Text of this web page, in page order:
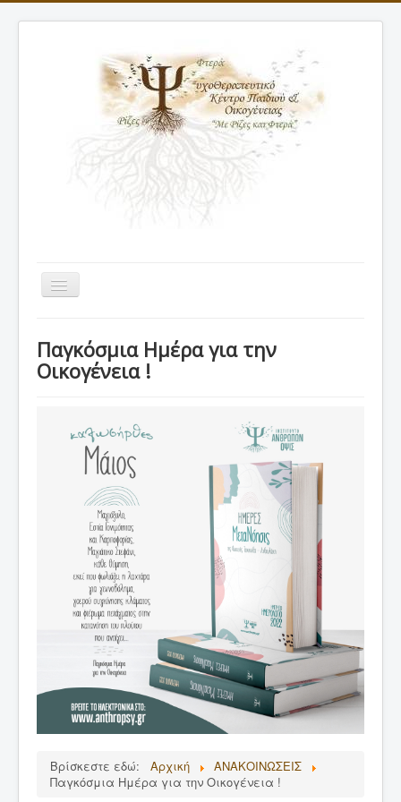
Εναλλαγή
πλοήγησης
ΠΡΟΦΙΛ
ΔΙΑΛΕΞΕΙΣ
ΕΚΔΟΣΕΙΣ
ΑΝΑΚΟΙΝΩΣΕΙΣ
ΕΠΙΚΟΙΝΩΝΙΑ
Συνεργαζόμενα Βιβλιοπωλεία
Παγκόσμια Ημέρα για την
Οικογένεια !
Βρίσκεστε εδώ: Αρχική
ΑΝΑΚΟΙΝΩΣΕΙΣ
Παγκόσμια Ημέρα για την Οικογένεια !